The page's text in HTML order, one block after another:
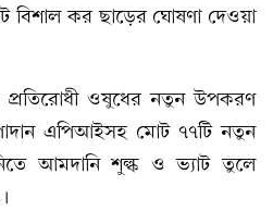
বিশাল কর ছাড়ের ঘোষণা দেওয়া
প্রতিরোধী ওষুধের নতুন উপকরণ
এপিআইসহ মোট ৭৭টি নতুন
আমদানি শুল্ক ও ভ্যাট তুলে